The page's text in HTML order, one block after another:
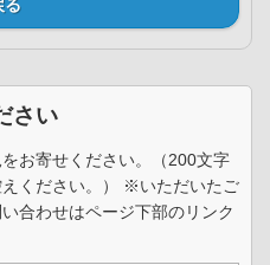
る
さい
お寄せください。（200文字
ください。） ※いただいたご
合わせはページ下部のリンク